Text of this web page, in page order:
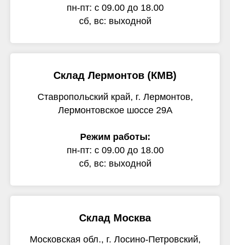
пн-пт: с 09.00 до 18.00
сб, вс: выходной
Склад Лермонтов (КМВ)
Ставропольский край, г. Лермонтов,
Лермонтовское шоссе 29А
Режим работы:
пн-пт: с 09.00 до 18.00
сб, вс: выходной
Склад Москва
Московская обл., г. Лосино-Петровский,